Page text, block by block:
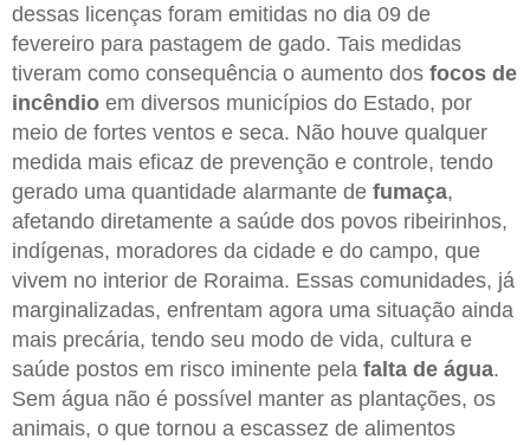
dessas licenças foram emitidas no dia 09 de
fevereiro para pastagem de gado. Tais medidas
tiveram como consequência o aumento dos focos de
incêndio em diversos municípios do Estado, por
meio de fortes ventos e seca. Não houve qualquer
medida mais eficaz de prevenção e controle, tendo
gerado uma quantidade alarmante de fumaça,
afetando diretamente a saúde dos povos ribeirinhos,
indígenas, moradores da cidade e do campo, que
vivem no interior de Roraima. Essas comunidades, já
marginalizadas, enfrentam agora uma situação ainda
mais precária, tendo seu modo de vida, cultura e
saúde postos em risco iminente pela falta de água.
Sem água não é possível manter as plantações, os
animais, o que tornou a escassez de alimentos